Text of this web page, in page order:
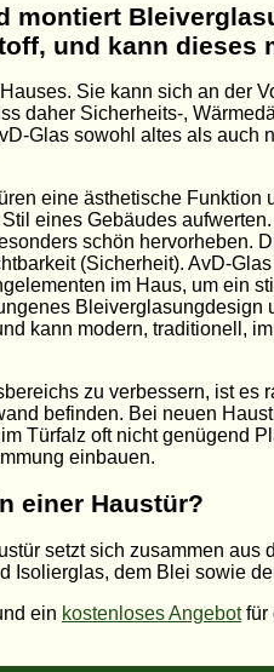
montiert
und kann dieses
Sie kann sich an der
daher Sicherheits-,
Glas sowohl altes als
eine ästhetische
eines Gebäudes
schön hervorheben.
(Sicherheit). AvD-
im Haus, um ein
kann modern, traditionell,
zu verbessern, ist
befinden. Bei neuen
Türfalz oft nicht genügend
einbauen.
einer Haustür?
setzt sich zusammen
Isolierglas, dem Blei sowie
ein kostenloses Angebotfür